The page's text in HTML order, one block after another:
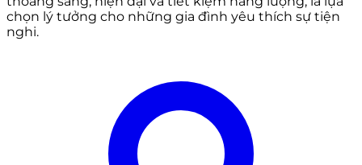
chọn lý tưởng cho những gia đình yêu thích sự tiện
nghi.